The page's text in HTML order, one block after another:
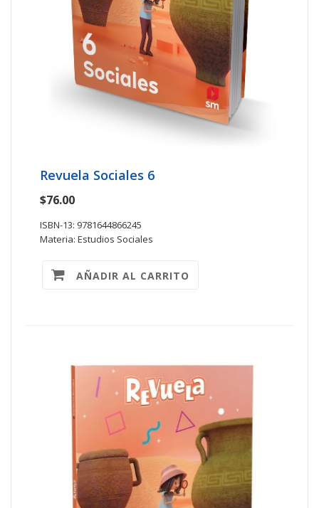
Revuela Sociales 6
$76.00
ISBN-13: 9781644866245
Materia: Estudios Sociales
AÑADIR AL CARRITO